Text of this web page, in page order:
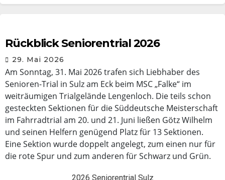
Rückblick Seniorentrial 2026
29. Mai 2026
Am Sonntag, 31. Mai 2026 trafen sich Liebhaber des
Senioren-Trial in Sulz am Eck beim MSC „Falke“ im
weiträumigen Trialgelände Lengenloch. Die teils schon
gesteckten Sektionen für die Süddeutsche Meisterschaft
im Fahrradtrial am 20. und 21. Juni ließen Götz Wilhelm
und seinen Helfern genügend Platz für 13 Sektionen.
Eine Sektion wurde doppelt angelegt, zum einen nur für
die rote Spur und zum anderen für Schwarz und Grün.
2026 Seniorentrial Sulz